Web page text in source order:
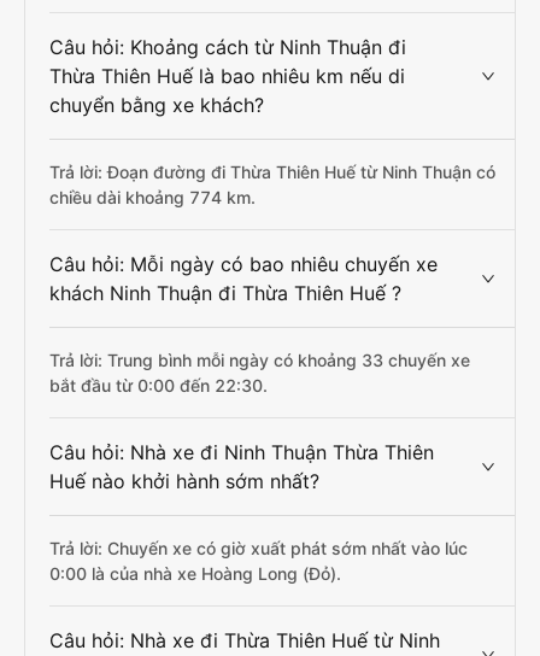
Câu hỏi: Khoảng cách từ Ninh Thuận đi
Thừa Thiên Huế là bao nhiêu km nếu di
chuyển bằng xe khách?
Trả lời: Đoạn đường đi Thừa Thiên Huế từ Ninh Thuận có
chiều dài khoảng 774 km.
Câu hỏi: Mỗi ngày có bao nhiêu chuyến xe
khách Ninh Thuận đi Thừa Thiên Huế ?
Trả lời: Trung bình mỗi ngày có khoảng 33 chuyến xe
bắt đầu từ 0:00 đến 22:30.
Câu hỏi: Nhà xe đi Ninh Thuận Thừa Thiên
Huế nào khởi hành sớm nhất?
Trả lời: Chuyến xe có giờ xuất phát sớm nhất vào lúc
0:00 là của nhà xe Hoàng Long (Đỏ).
Câu hỏi: Nhà xe đi Thừa Thiên Huế từ Ninh